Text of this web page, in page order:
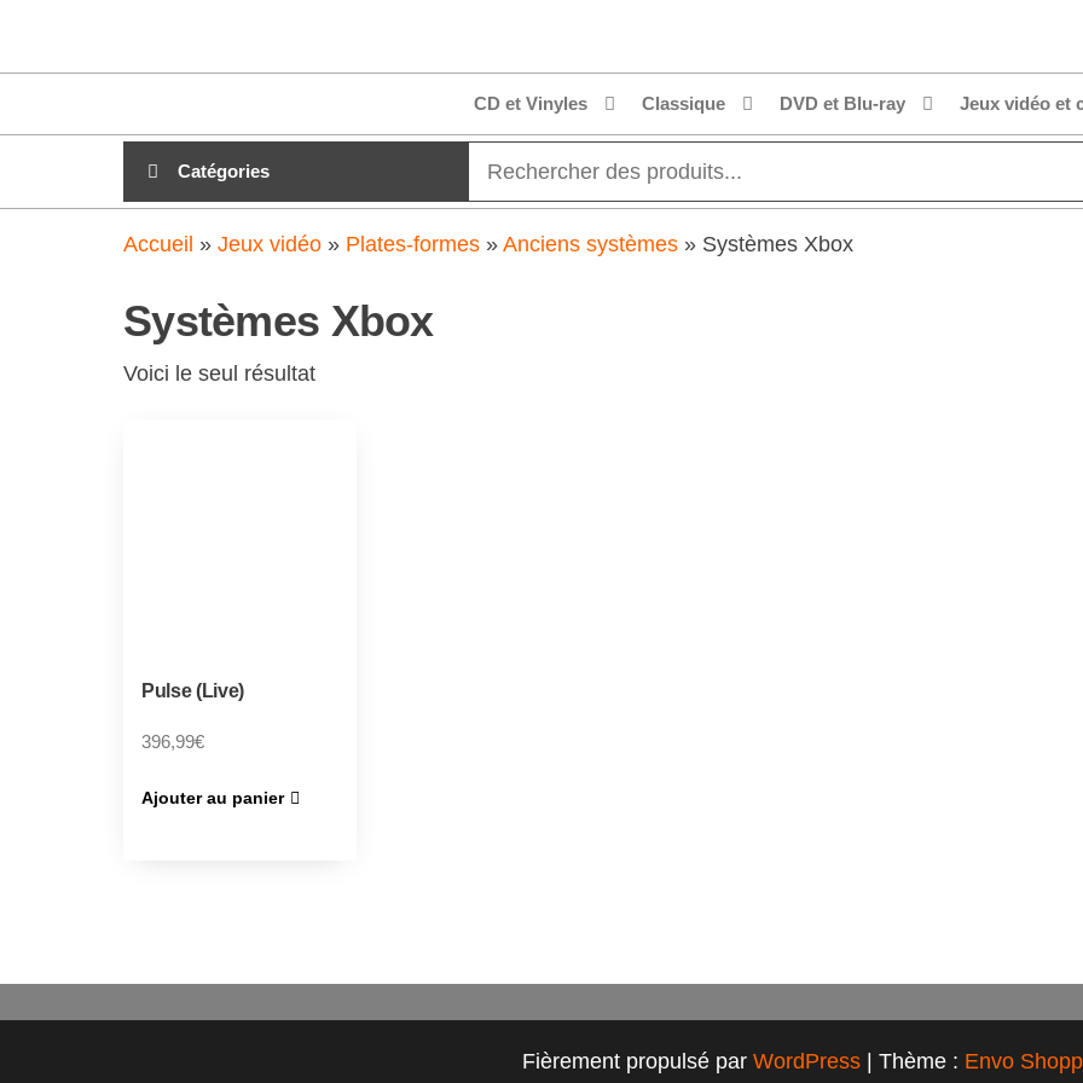
clubdial.fr
CD et Vinyles Classique DVD et Blu-ray Jeux vidéo et
Catégories
Accueil » Jeux vidéo » Plates-formes » Anciens systèmes » Systèmes Xbox
Systèmes Xbox
Voici le seul résultat
Pulse (Live)
396,99€
Ajouter au panier
Fièrement propulsé par WordPress | Thème : Envo